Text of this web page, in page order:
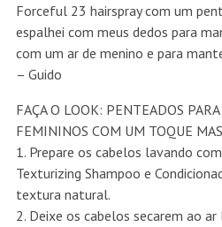
Forceful 23 hairspray com um
espalhei com meus dedos para
com um ar de menino e para
– Guido
FAÇA O LOOK: PENTEADOS
FEMININOS COM UM TOQUE
1. Prepare os cabelos lavando
Texturizing Shampoo e
textura natural.
2. Deixe os cabelos secarem ao ar